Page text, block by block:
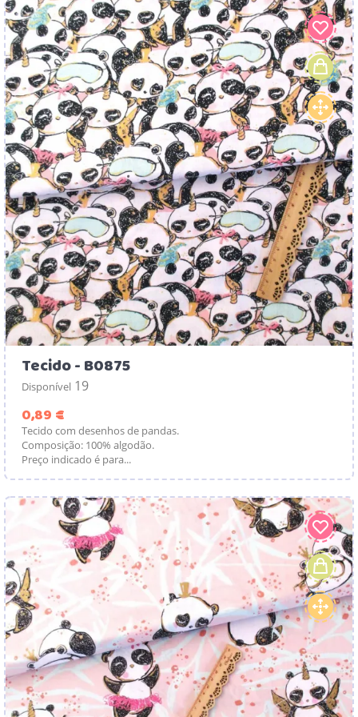
Tecido - B0875
Disponível 19
0,89 €
Tecido com desenhos de pandas.
Composição: 100% algodão.
Preço indicado é para...